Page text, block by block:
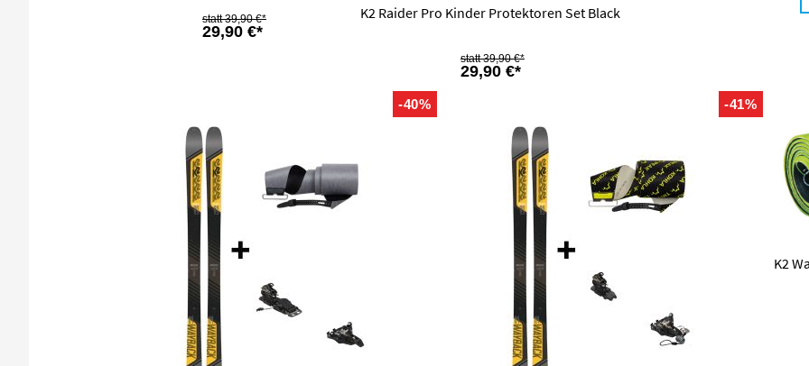
29,90 €*
39,90 €* K2 Raider Pro Kinder Protektoren Set Black
29,90 €*
39,90 €*
-40% -41%
K2